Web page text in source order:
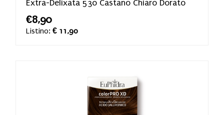
Extra-Delixata 530 Castano Chiaro Dorato
€8,90
Listino: € 11,90